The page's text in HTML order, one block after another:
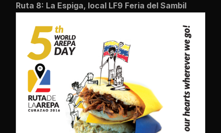
Ruta 8: La Espiga, local LF9 Feria del Sambil